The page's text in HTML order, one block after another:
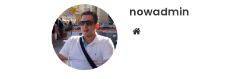
nowadmin
Website